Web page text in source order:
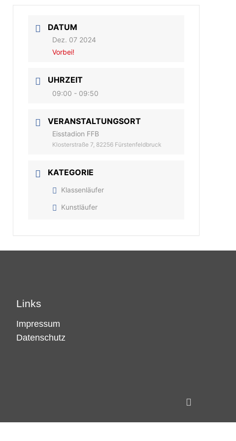
DATUM
Dez. 07 2024
Vorbei!
UHRZEIT
09:00 - 09:50
VERANSTALTUNGSORT
Eisstadion FFB
Klosterstraße 7, 82256 Fürstenfeldbruck
KATEGORIE
Klassenläufer
Kunstläufer
Links
Impressum
Datenschutz